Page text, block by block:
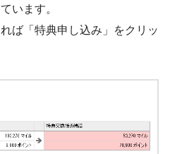
います。
ば「特典申し込み」をクリッ